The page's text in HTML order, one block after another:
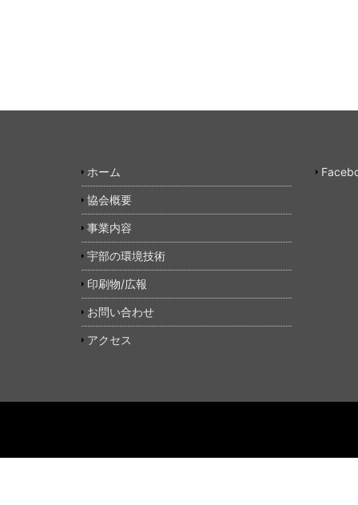
ホーム
協会概要
事業内容
宇部の環境技術
印刷物/広報
お問い合わせ
アクセス